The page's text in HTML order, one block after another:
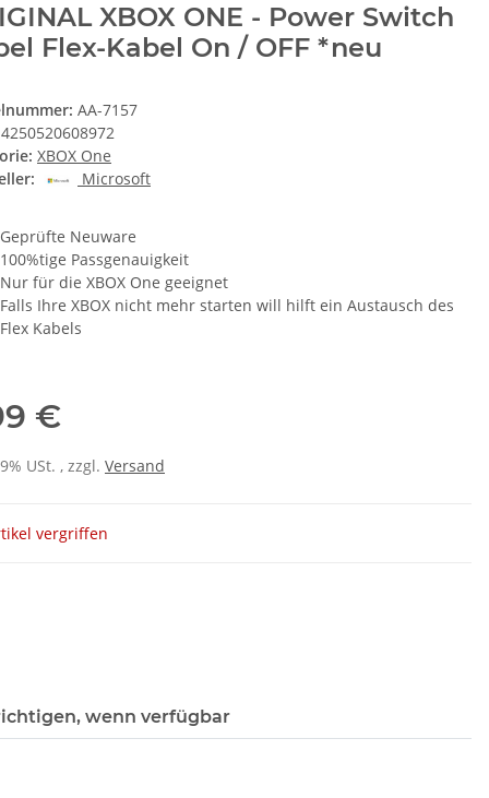
XBOX ONE - Power Switch
Flex-Kabel On / OFF *neu
AA-7157
4250520608972
XBOX One
Microsoft
Geprüfte Neuware
100%tige Passgenauigkeit
Nur für die XBOX One geeignet
Falls Ihre XBOX nicht mehr starten will hilft ein Austausch des
Flex Kabels
€
USt. , zzgl. Versand
vergriffen
wenn verfügbar